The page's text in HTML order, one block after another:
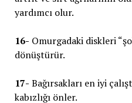
yardımcı olur.
16- Omurgadaki diskleri
dönüştürür.
17- Bağırsakları en iyi
kabızlığı önler.